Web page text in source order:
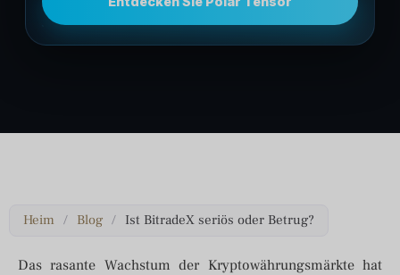
Heim / Blog / Ist BitradeX seriös oder Betrug?
Das rasante Wachstum der Kryptowährungsmärkte hat